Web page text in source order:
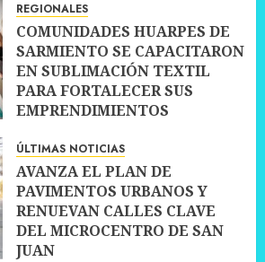
REGIONALES
COMUNIDADES HUARPES DE
SARMIENTO SE CAPACITARON
EN SUBLIMACIÓN TEXTIL
PARA FORTALECER SUS
EMPRENDIMIENTOS
ÚLTIMAS NOTICIAS
AVANZA EL PLAN DE
PAVIMENTOS URBANOS Y
RENUEVAN CALLES CLAVE
DEL MICROCENTRO DE SAN
JUAN